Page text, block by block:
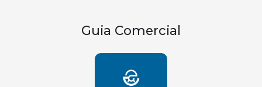
Guia Comercial